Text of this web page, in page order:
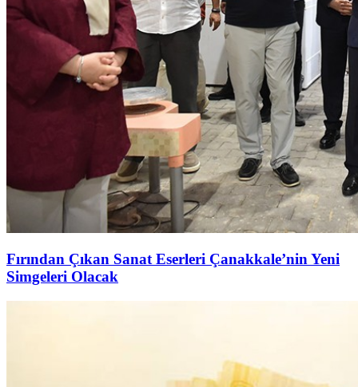
Fırından Çıkan Sanat Eserleri Çanakkale’nin Yeni
Simgeleri Olacak